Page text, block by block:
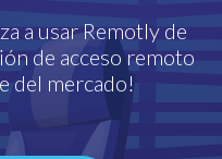
a usar Remotly de
de acceso remoto
del mercado!